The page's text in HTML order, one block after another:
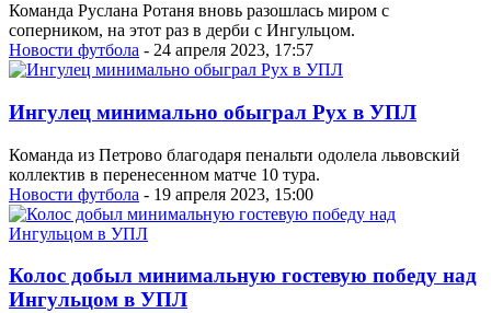
Команда Руслана Ротаня вновь разошлась миром с
соперником, на этот раз в дерби с Ингульцом.
Новости футбола - 24 апреля 2023, 17:57
Ингулец минимально обыграл Рух в УПЛ
Команда из Петрово благодаря пенальти одолела львовский
коллектив в перенесенном матче 10 тура.
Новости футбола - 19 апреля 2023, 15:00
Колос добыл минимальную гостевую победу над
Ингульцом в УПЛ